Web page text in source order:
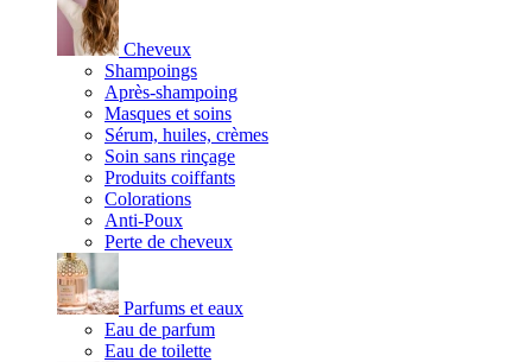
Cheveux
Shampoings
Après-shampoing
Masques et soins
Sérum, huiles, crèmes
Soin sans rinçage
Produits coiffants
Colorations
Anti-Poux
Perte de cheveux
Parfums et eaux
Eau de parfum
Eau de toilette